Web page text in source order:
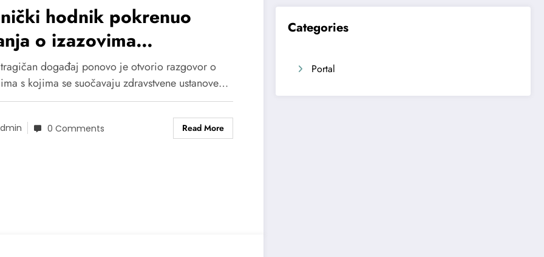
hodnik pokrenuo
o izazovima
sistema
tragičan događaj ponovo je otvorio razgovor o
s kojima se suočavaju zdravstvene ustanove…
0 Comments Read More
Categories
Portal